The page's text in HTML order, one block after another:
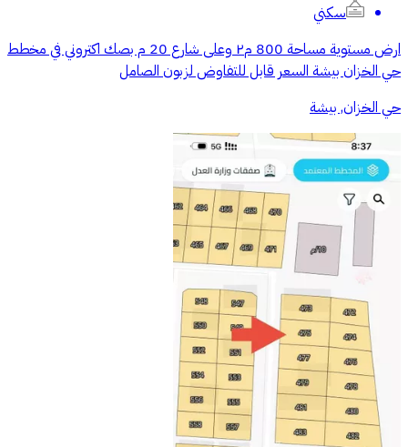
سكني
ارض مستوية مساحة 800 م٢ وعلى شارع 20 م بصك اكتروني في مخطط
حي الخزان بيشة السعر قابل للتفاوض لزبون الصامل
حي الخزان, بيشة